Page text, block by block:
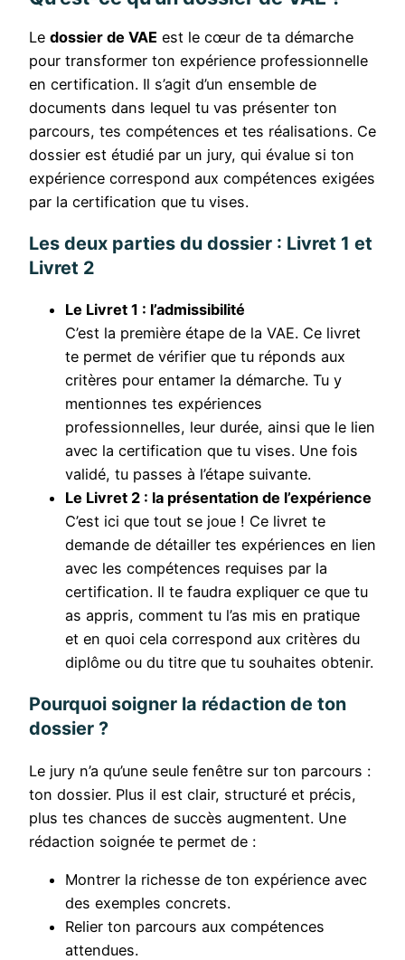
Le dossier de VAE est le cœur de ta démarche
pour transformer ton expérience professionnelle
en certification. Il s’agit d’un ensemble de
documents dans lequel tu vas présenter ton
parcours, tes compétences et tes réalisations. Ce
dossier est étudié par un jury, qui évalue si ton
expérience correspond aux compétences exigées
par la certification que tu vises.
Les deux parties du dossier : Livret 1 et
Livret 2
Le Livret 1 : l’admissibilité
C’est la première étape de la VAE. Ce livret
te permet de vérifier que tu réponds aux
critères pour entamer la démarche. Tu y
mentionnes tes expériences
professionnelles, leur durée, ainsi que le lien
avec la certification que tu vises. Une fois
validé, tu passes à l’étape suivante.
Le Livret 2 : la présentation de l’expérience
C’est ici que tout se joue ! Ce livret te
demande de détailler tes expériences en lien
avec les compétences requises par la
certification. Il te faudra expliquer ce que tu
as appris, comment tu l’as mis en pratique
et en quoi cela correspond aux critères du
diplôme ou du titre que tu souhaites obtenir.
Pourquoi soigner la rédaction de ton
dossier ?
Le jury n’a qu’une seule fenêtre sur ton parcours :
ton dossier. Plus il est clair, structuré et précis,
plus tes chances de succès augmentent. Une
rédaction soignée te permet de :
Montrer la richesse de ton expérience avec
des exemples concrets.
Relier ton parcours aux compétences
attendues.